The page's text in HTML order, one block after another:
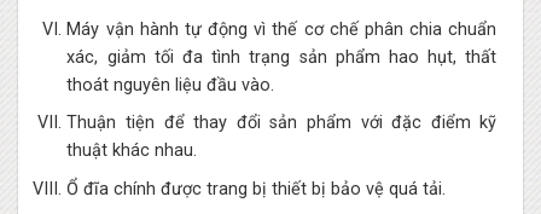
Máy vận hành tự động vì thế cơ chế phân chia chuẩn
xác, giảm tối đa tình trạng sản phẩm hao hụt, thất
thoát nguyên liệu đầu vào.
Thuận tiện để thay đổi sản phẩm với đặc điểm kỹ
thuật khác nhau.
Ổ đĩa chính được trang bị thiết bị bảo vệ quá tải.